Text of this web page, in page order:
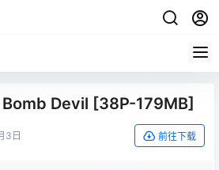
Devil [38P-179MB]
3日 前往下载